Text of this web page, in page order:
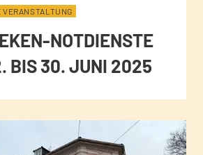
VERANSTALTUNG
NOTDIENSTE
BIS 30. JUNI 2025